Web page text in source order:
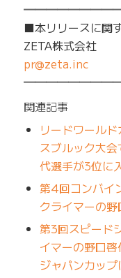
■本リリースに関
ZETA株式会社
pr@zeta.inc
関連記事
リードワール
スブルック大
代選手が3位に
第4回コンバイ
クライマーの
第3回スピード
イマーの野口
ジャパンカッ